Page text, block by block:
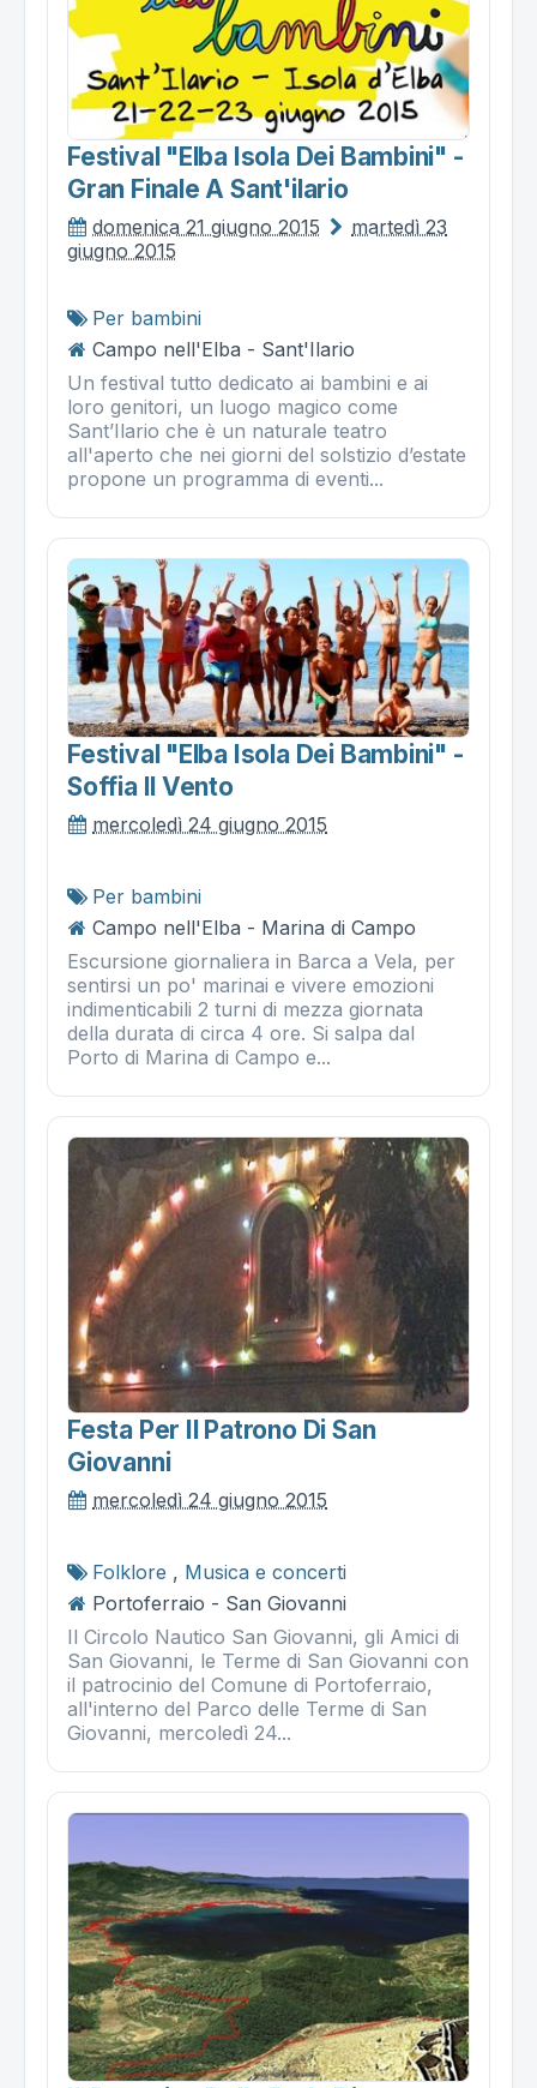
Festival "elba Isola Dei Bambini" -
Gran Finale A Sant'ilario
domenica 21 giugno 2015
martedì 23
giugno 2015
Per bambini
Campo nell'Elba - Sant'Ilario
Un festival tutto dedicato ai bambini e ai
loro genitori, un luogo magico come
Sant’Ilario che è un naturale teatro
all'aperto che nei giorni del solstizio d’estate
propone un programma di eventi...
Festival "elba Isola Dei Bambini" -
Soffia Il Vento
mercoledì 24 giugno 2015
Per bambini
Campo nell'Elba - Marina di Campo
Escursione giornaliera in Barca a Vela, per
sentirsi un po' marinai e vivere emozioni
indimenticabili 2 turni di mezza giornata
della durata di circa 4 ore. Si salpa dal
Porto di Marina di Campo e...
Festa Per Il Patrono Di San
Giovanni
mercoledì 24 giugno 2015
Folklore , Musica e concerti
Portoferraio - San Giovanni
Il Circolo Nautico San Giovanni, gli Amici di
San Giovanni, le Terme di San Giovanni con
il patrocinio del Comune di Portoferraio,
all'interno del Parco delle Terme di San
Giovanni, mercoledì 24...